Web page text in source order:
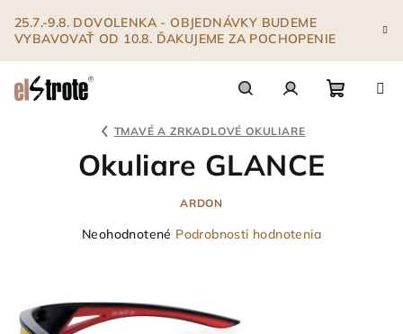
obsah
25.7.-9.8. DOVOLENKA - OBJEDNÁVKY BUDEME
VYBAVOVAŤ OD 10.8. ĎAKUJEME ZA POCHOPENIE
TMAVÉ A ZRKADLOVÉ OKULIARE
Okuliare GLANCE
ARDON
Priemerné
0,0
z
Neohodnotené Podrobnosti hodnotenia